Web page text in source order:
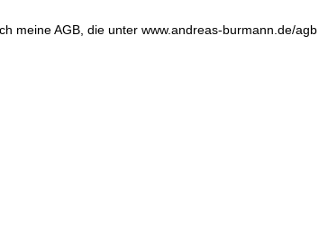
meine AGB, die unter www.andreas-burmann.de/agb